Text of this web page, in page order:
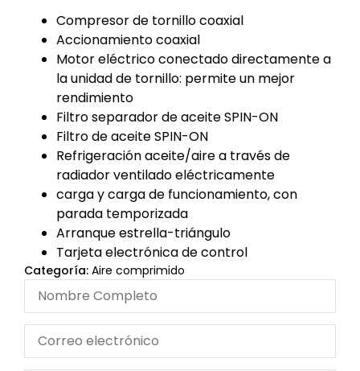
Compresor de tornillo coaxial
Accionamiento coaxial
Motor eléctrico conectado directamente a
la unidad de tornillo: permite un mejor
rendimiento
Filtro separador de aceite SPIN-ON
Filtro de aceite SPIN-ON
Refrigeración aceite/aire a través de
radiador ventilado eléctricamente
carga y carga de funcionamiento, con
parada temporizada
Arranque estrella-triángulo
Tarjeta electrónica de control
Categoría: Aire comprimido